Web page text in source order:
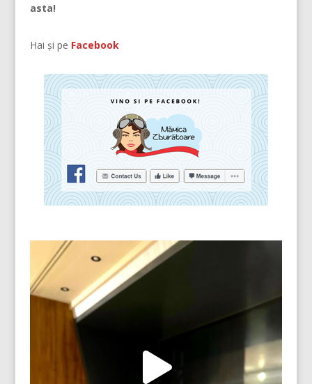
asta!
Hai și pe Facebook